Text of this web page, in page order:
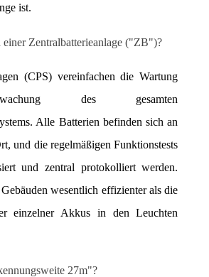
ist.
einer Zentralbatterieanlage ("ZB")?
(CPS) vereinfachen die Wartung
des gesamten
Alle Batterien befinden sich an
und die regelmäßigen Funktionstests
und zentral protokolliert werden.
wesentlich effizienter als die
einzelner Akkus in den Leuchten
27m"?